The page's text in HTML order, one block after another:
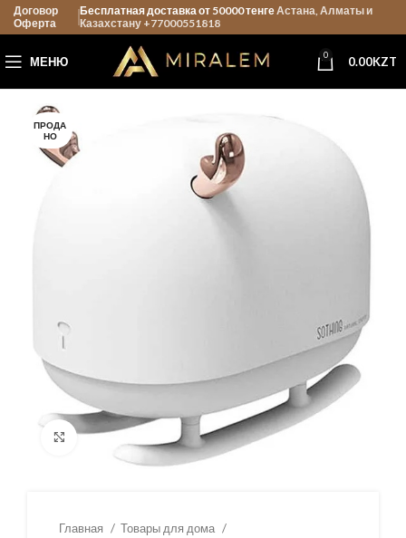
Договор
Оферта
Бесплатная доставка от 50000 тенгеАстана, Алматы и
Казахстану +77000551818
МЕНЮ 0 0.00KZT
ПРОДА
НО
Нажмите, чтобы увеличить
Главная
Товары для дома